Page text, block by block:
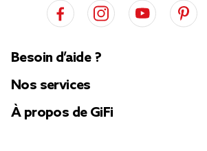
Besoin d’aide ?
Nos services
À propos de GiFi